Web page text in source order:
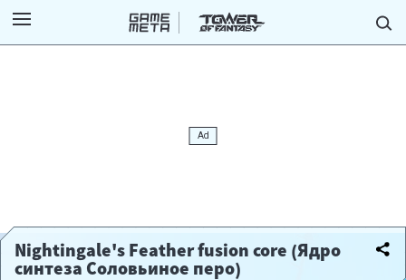
Nightingale's Feather fusion core (Ядро
синтеза Соловьиное перо)